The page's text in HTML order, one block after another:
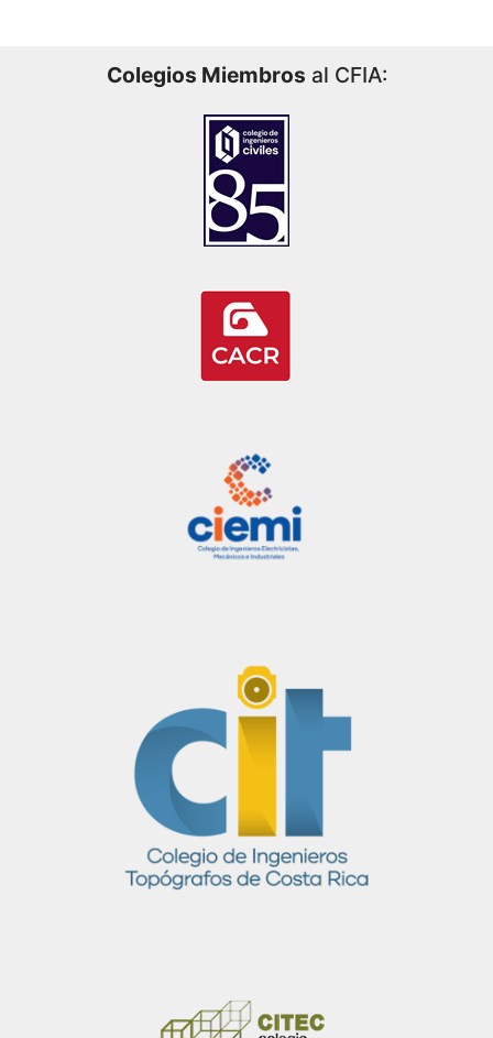
Colegios Miembros al CFIA: